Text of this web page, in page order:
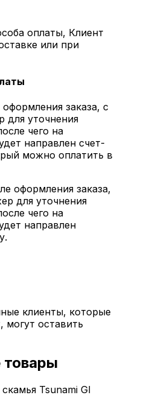
оплаты, Клиент
или при
оформления заказа, с
для уточнения
чего на
направлен счет-
можно оплатить в
оформления заказа,
для уточнения
чего на
направлен
клиенты, которые
могут оставить